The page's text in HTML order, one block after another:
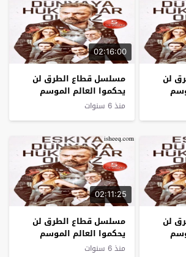
لن
02:16:00
مسلسل قطاع الطرق لن
يحكموا العالم الموسم
الخامس الحلقة 13
منذ 6 سنوات
لن
02:11:25
مسلسل قطاع الطرق لن
يحكموا العالم الموسم
الخامس الحلقة 11
منذ 6 سنوات